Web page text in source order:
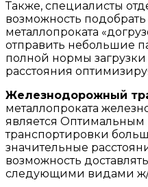
Также, специалисты
возможность
металлопроката
отправить небольшие
полной нормы
расстояния
Железнодорожный
металлопроката
является
транспортировки
значительные
возможность
следующими видами ж/